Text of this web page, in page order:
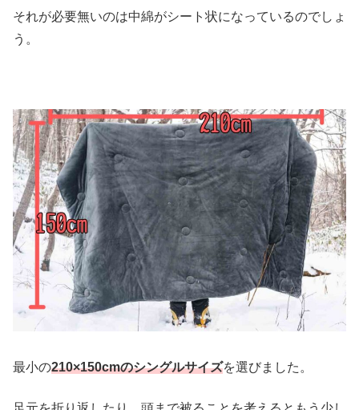
それが必要無いのは中綿がシート状になっているのでしょ
う。
最小の210×150cmのシングルサイズを選びました。